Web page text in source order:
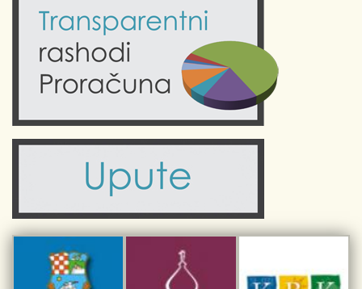
Obrazovanje
Civilni sektor (arhiva udruga)
Sport i rekreacija
Krk uživo
Fotogalerije
Kalendar događanja
Turistička zajednica otoka Krka
Kulturno-turistička ruta Putovima Frankopana
Dar iz Krka